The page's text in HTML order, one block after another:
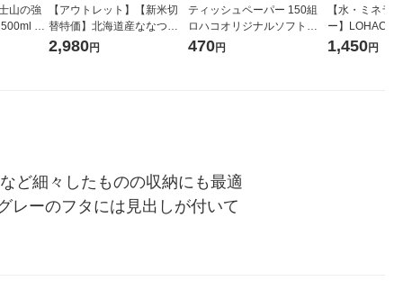
山の強
1
【アウトレット】【新米切
替特価】北海道産ななつぼ
し 無洗米 5kg 1袋 令和7年産
米 木徳神糧 オリジナル
2,980円
ティッシュペーパー 150組
ロハコオリジナルソフトパ
ックティッシュ フィオナ オ
470円
【水・ミネラ
ー】LOHACO
1箱（20本入
（イチオシ）
1,450円
ど細々したものの収納にも最適
レーのフタには見出しが付いて